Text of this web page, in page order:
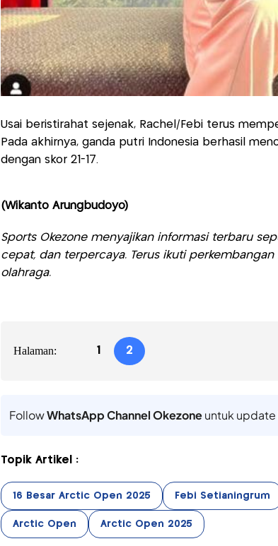
Usai beristirahat sejenak, Rachel/Febi terus
Pada akhirnya, ganda putri Indonesia berhasil
dengan skor 21-17.
(Wikanto Arungbudoyo)
Sports Okezone menyajikan informasi terbaru
cepat, dan terpercaya. Terus ikuti
olahraga.
Halaman: 1 2
FollowWhatsApp Channel Okezoneuntuk update
Topik Artikel :
16 Besar Arctic Open 2025 Febi Setianingrum
Arctic Open Arctic Open 2025